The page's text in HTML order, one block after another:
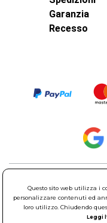
Garanzia
Recesso
00015
Partita Iva:
Sociale 1.600.000,00
Questo sito web utilizza i
personalizzare contenuti ed
loro utilizzo. Chiudendo
Leggi